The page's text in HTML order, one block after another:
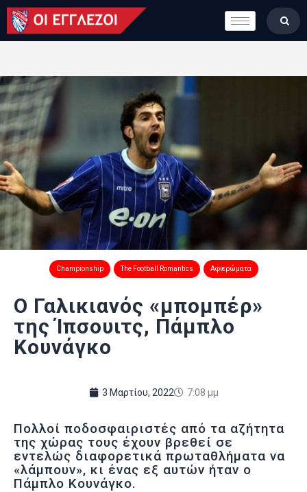
LONDON CALLING
ΚΑΤΗΓΟΡΙΕΣ
ΒΑΘΜΟΛΟΓΙΕΣ
ΠΟΙΟΙ ΕΙΜΑΣΤΕ
Championship The Football Romantics Αφιερώματα
Ο Γαλικιανός «μπομπέρ»
της Ίπσουιτς, Πάμπλο
Κουνάγκο
3 Μαρτίου, 2022 7:08 μμ
Πολλοί ποδοσφαιριστές από τα αζήτητα
της χώρας τους έχουν βρεθεί σε
εντελώς διαφορετικά πρωταθλήματα να
«λάμπουν», κι ένας εξ αυτών ήταν ο
Πάμπλο Κουνάγκο.